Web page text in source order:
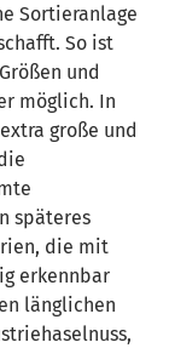
Sortieranlage
So ist
und
möglich. In
große und
späteres
die mit
erkennbar
länglichen